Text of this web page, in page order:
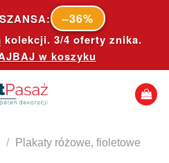
–36%
kolekcji. 3/4 oferty znika.
w koszyku
/ Plakaty różowe, fioletowe